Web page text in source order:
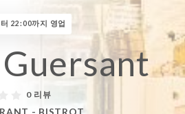
22:00까지 영업
Guersant
0 리뷰